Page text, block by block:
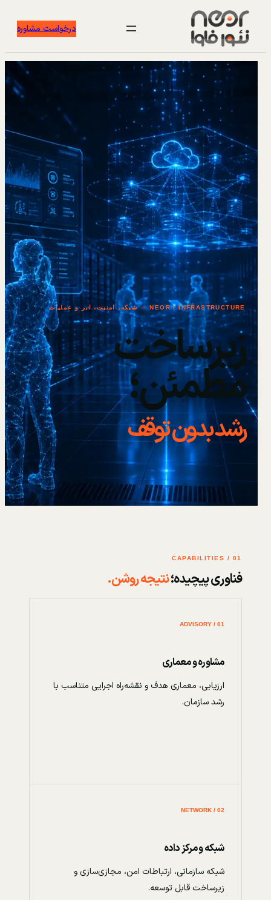
درخواست مشاوره
NEOR / INFRASTRUCTURE — شبکه، امنیت، ابر و عملیات
زیرساخت
مطمئن؛
رشد بدون توقف
01 / CAPABILITIES
فناوری پیچیده؛نتیجه روشن.
01 / ADVISORY
مشاوره و معماری
ارزیابی، معماری هدف و نقشه‌راه اجرایی متناسب با
رشد سازمان.
02 / NETWORK
شبکه و مرکز داده
شبکه سازمانی، ارتباطات امن، مجازی‌سازی و
زیرساخت قابل توسعه.